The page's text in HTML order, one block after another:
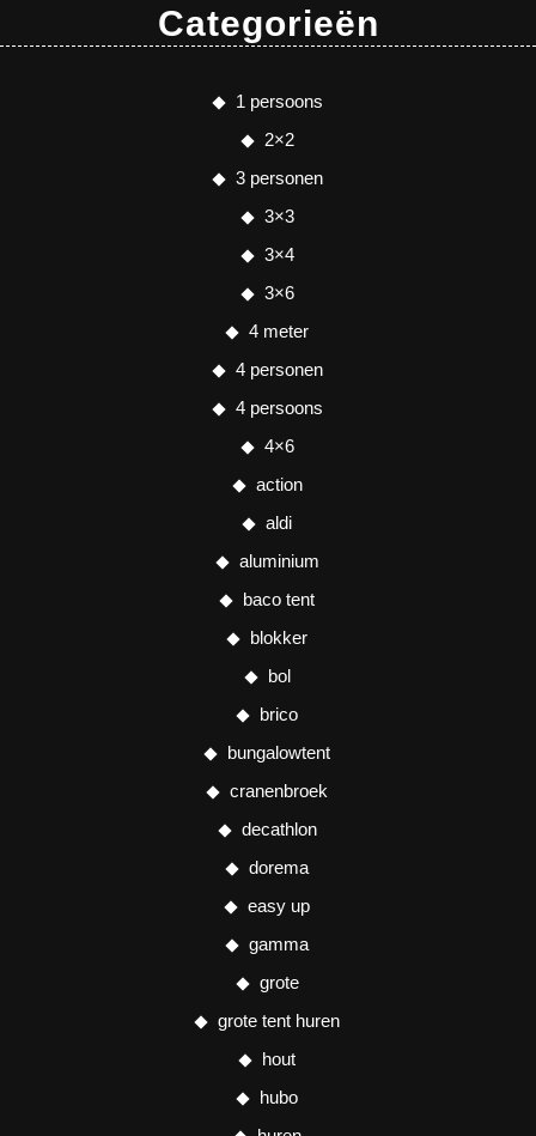
Categorieën
1 persoons
2×2
3 personen
3×3
3×4
3×6
4 meter
4 personen
4 persoons
4×6
action
aldi
aluminium
baco tent
blokker
bol
brico
bungalowtent
cranenbroek
decathlon
dorema
easy up
gamma
grote
grote tent huren
hout
hubo